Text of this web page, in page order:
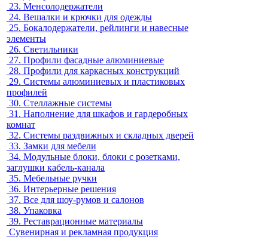
23. Менсолодержатели
24. Вешалки и крючки для одежды
25. Бокалодержатели, рейлинги и навесные
элементы
26. Светильники
27. Профили фасадные алюминиевые
28. Профили для каркасных конструкций
29. Системы алюминиевых и пластиковых
профилей
30. Стеллажные системы
31. Наполнение для шкафов и гардеробных
комнат
32. Системы раздвижных и складных дверей
33. Замки для мебели
34. Модульные блоки, блоки с розетками,
заглушки кабель-канала
35. Мебельные ручки
36. Интерьерные решения
37. Все для шоу-румов и салонов
38. Упаковка
39. Реставрационные материалы
Сувенирная и рекламная продукция